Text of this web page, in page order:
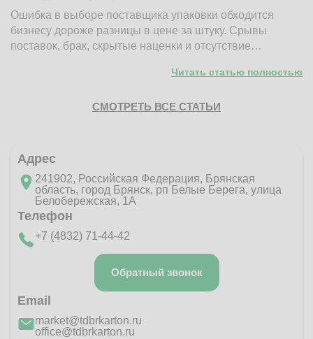
Ошибка в выборе поставщика упаковки обходится
бизнесу дороже разницы в цене за штуку. Срывы
поставок, брак, скрытые наценки и отсутствие…
Читать статью полностью
СМОТРЕТЬ ВСЕ СТАТЬИ
Адрес
241902, Российская Федерация, Брянская
область, город Брянск, рп Белые Берега, улица
Белобережская, 1А
Телефон
+7 (4832) 71-44-42
Обратный звонок
Email
market@tdbrkarton.ru
office@tdbrkarton.ru